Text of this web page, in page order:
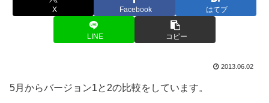
X Facebook はてブ
LINE コピー
2013.06.02
5月からバージョン1と2の比較をしています。